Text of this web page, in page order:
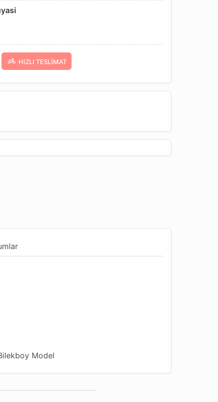
HIZLI TESLIMAT
Model